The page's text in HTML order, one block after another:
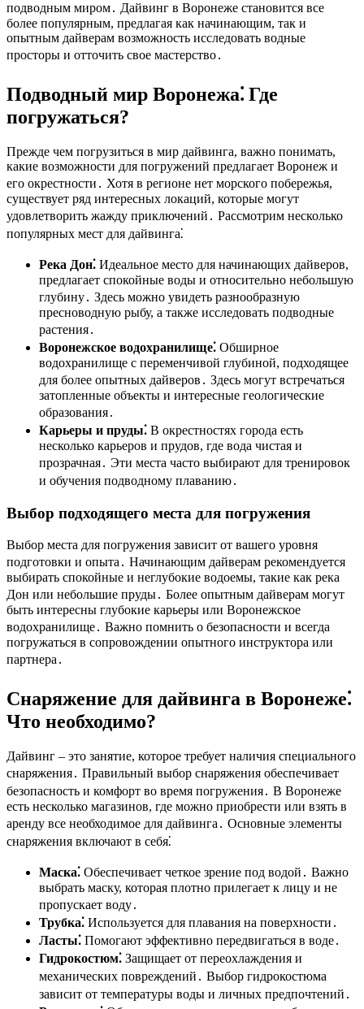
подводным миром․ Дайвинг в Воронеже становится все
более популярным, предлагая как начинающим, так и
опытным дайверам возможность исследовать водные
просторы и отточить свое мастерство․
Подводный мир Воронежа⁚ Где
погружаться?
Прежде чем погрузиться в мир дайвинга, важно понимать,
какие возможности для погружений предлагает Воронеж и
его окрестности․ Хотя в регионе нет морского побережья,
существует ряд интересных локаций, которые могут
удовлетворить жажду приключений․ Рассмотрим несколько
популярных мест для дайвинга⁚
Река Дон⁚ Идеальное место для начинающих дайверов,
предлагает спокойные воды и относительно небольшую
глубину․ Здесь можно увидеть разнообразную
пресноводную рыбу, а также исследовать подводные
растения․
Воронежское водохранилище⁚ Обширное
водохранилище с переменчивой глубиной, подходящее
для более опытных дайверов․ Здесь могут встречаться
затопленные объекты и интересные геологические
образования․
Карьеры и пруды⁚ В окрестностях города есть
несколько карьеров и прудов, где вода чистая и
прозрачная․ Эти места часто выбирают для тренировок
и обучения подводному плаванию․
Выбор подходящего места для погружения
Выбор места для погружения зависит от вашего уровня
подготовки и опыта․ Начинающим дайверам рекомендуется
выбирать спокойные и неглубокие водоемы, такие как река
Дон или небольшие пруды․ Более опытным дайверам могут
быть интересны глубокие карьеры или Воронежское
водохранилище․ Важно помнить о безопасности и всегда
погружаться в сопровождении опытного инструктора или
партнера․
Снаряжение для дайвинга в Воронеже⁚
Что необходимо?
Дайвинг – это занятие, которое требует наличия специального
снаряжения․ Правильный выбор снаряжения обеспечивает
безопасность и комфорт во время погружения․ В Воронеже
есть несколько магазинов, где можно приобрести или взять в
аренду все необходимое для дайвинга․ Основные элементы
снаряжения включают в себя⁚
Маска⁚ Обеспечивает четкое зрение под водой․ Важно
выбрать маску, которая плотно прилегает к лицу и не
пропускает воду․
Трубка⁚ Используется для плавания на поверхности․
Ласты⁚ Помогают эффективно передвигаться в воде․
Гидрокостюм⁚ Защищает от переохлаждения и
механических повреждений․ Выбор гидрокостюма
зависит от температуры воды и личных предпочтений․